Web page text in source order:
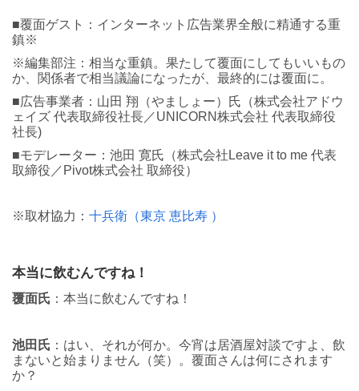
■覆面ゲスト：インターネット広告業界全般に精通する重
鎮※
※編集部注：相当な重鎮。果たして覆面にしてもいいもの
か、関係者で相当議論になったが、最終的には覆面に。
■広告事業者：山田 翔（やましょー）氏（株式会社アドウ
ェイズ 代表取締役社長／UNICORN株式会社 代表取締役
社長)
■モデレーター：池田 寛氏（株式会社Leave it to me 代表
取締役／Pivot株式会社 取締役）
※取材協力： 十兵衛（東京 恵比寿 ）
本当に飲むんですね！
覆面氏 ：本当に飲むんですね！
池田氏 ：はい、それが何か。今宵は居酒屋対談ですよ、飲
まないと始まりません（笑）。覆面さんは何にされます
か？